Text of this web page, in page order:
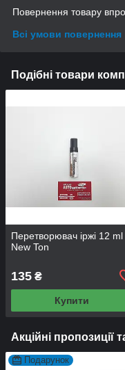
Повернення товару
Всі умови повернення
Подібні товари
Перетворювач іржі 12 ml
New Ton
135 ₴
Купити
Акційні пропозиції
Подарунок